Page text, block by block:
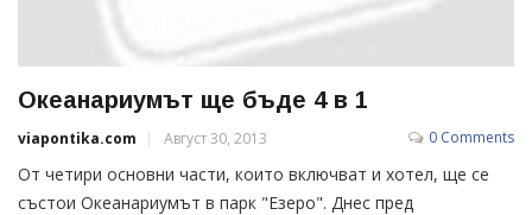
Океанариумът ще бъде 4 в 1
viapontika.com Август 30, 2013 0 Comments
От четири основни части, които включват и хотел, ще се
състои Океанариумът в парк "Езеро". Днес пред